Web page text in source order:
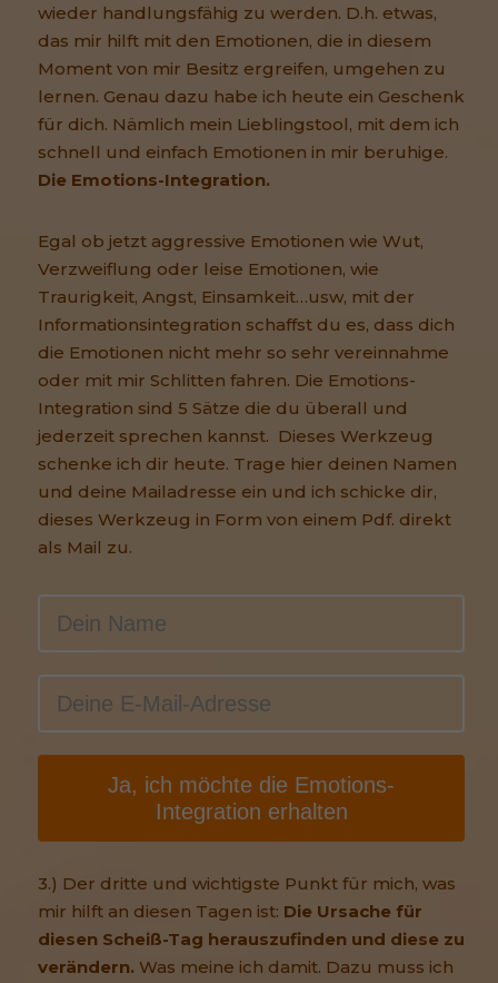
wieder handlungsfähig zu werden. D.h. etwas,
das mir hilft mit den Emotionen, die in diesem
Moment von mir Besitz ergreifen, umgehen zu
lernen. Genau dazu habe ich heute ein Geschenk
für dich. Nämlich mein Lieblingstool, mit dem ich
schnell und einfach Emotionen in mir beruhige.
Die Emotions-Integration.
Egal ob jetzt aggressive Emotionen wie Wut,
Verzweiflung oder leise Emotionen, wie
Traurigkeit, Angst, Einsamkeit…usw, mit der
Informationsintegration schaffst du es, dass dich
die Emotionen nicht mehr so sehr vereinnahme
oder mit mir Schlitten fahren. Die Emotions-
Integration sind 5 Sätze die du überall und
jederzeit sprechen kannst. Dieses Werkzeug
schenke ich dir heute. Trage hier deinen Namen
und deine Mailadresse ein und ich schicke dir,
dieses Werkzeug in Form von einem Pdf. direkt
als Mail zu.
Ja, ich möchte die Emotions-
Integration erhalten
3.) Der dritte und wichtigste Punkt für mich, was
mir hilft an diesen Tagen ist: Die Ursache für
diesen Scheiß-Tag herauszufinden und diese zu
verändern. Was meine ich damit. Dazu muss ich